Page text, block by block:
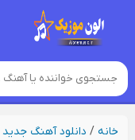
خانه/ دانلود آهنگ جدید